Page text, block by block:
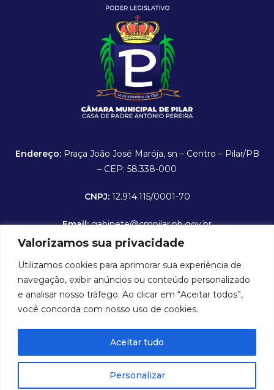
Valorizamos sua privacidade
Utilizamos cookies para aprimorar sua experiência de
navegação, exibir anúncios ou conteúdo personalizado
e analisar nosso tráfego. Ao clicar em “Aceitar todos”,
você concorda com nosso uso de cookies.
Personalizar
Aceitar tudo
Endereço: Praça João José Marója, sn – Centro – Pilar/PB
– CEP: 58.338-000
CNPJ: 12.914.115/0001-70
Email:gabinete@cmpilar.pb.gov.br
Horário de expediente:
8:00 às 12:00 hrs
Portal da Transparência
Folha de Pagamento
Contra Cheque Online
E-SIC - Serviço Eletrônico de Informações ao Cidadão